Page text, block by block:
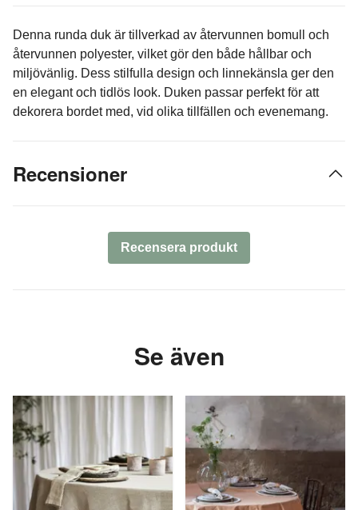
Denna runda duk är tillverkad av återvunnen bomull och
återvunnen polyester, vilket gör den både hållbar och
miljövänlig. Dess stilfulla design och linnekänsla ger den
en elegant och tidlös look. Duken passar perfekt för att
dekorera bordet med, vid olika tillfällen och evenemang.
Recensioner
Recensera produkt
Se även